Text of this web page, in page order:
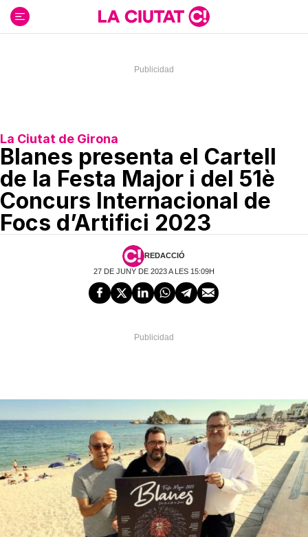
contenido
La Ciutat de Girona
Blanes presenta el Cartell
de la Festa Major i del 51è
Concurs Internacional de
Focs d’Artifici 2023
REDACCIÓ
27 DE JUNY DE 2023 A LES 15:09H